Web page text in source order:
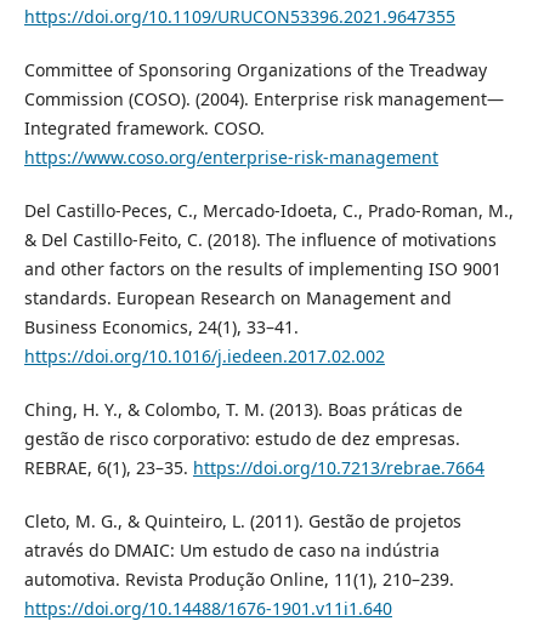
https://doi.org/10.1109/URUCON53396.2021.9647355
Committee of Sponsoring Organizations of the Treadway
Commission (COSO). (2004). Enterprise risk management—
Integrated framework. COSO.
https://www.coso.org/enterprise-risk-management
Del Castillo-Peces, C., Mercado-Idoeta, C., Prado-Roman, M.,
& Del Castillo-Feito, C. (2018). The influence of motivations
and other factors on the results of implementing ISO 9001
standards. European Research on Management and
Business Economics, 24(1), 33–41.
https://doi.org/10.1016/j.iedeen.2017.02.002
Ching, H. Y., & Colombo, T. M. (2013). Boas práticas de
gestão de risco corporativo: estudo de dez empresas.
REBRAE, 6(1), 23–35. https://doi.org/10.7213/rebrae.7664
Cleto, M. G., & Quinteiro, L. (2011). Gestão de projetos
através do DMAIC: Um estudo de caso na indústria
automotiva. Revista Produção Online, 11(1), 210–239.
https://doi.org/10.14488/1676-1901.v11i1.640